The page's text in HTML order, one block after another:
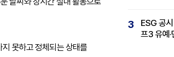
못하고 정체되는 상태를
3
ESG 공
프3 유예·